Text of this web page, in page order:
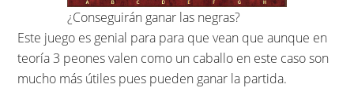
¿Conseguirán ganar las negras?
Este juego es genial para para que vean que aunque en
teoría 3 peones valen como un caballo en este caso son
mucho más útiles pues pueden ganar la partida.